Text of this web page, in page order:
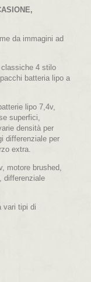
da immagini ad
classiche 4 stilo
batteria lipo a
lipo 7,4v,
superfici,
densità per
differenziale per
extra.
motore brushed,
differenziale
vari tipi di